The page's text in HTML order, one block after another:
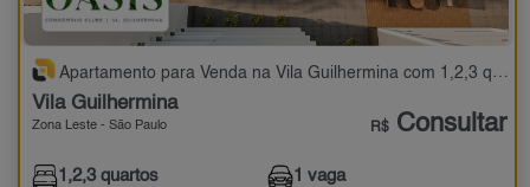
Apartamento para Venda na Vila Guilhermina com 1,2,3 quartos - 32 a 94 m²
Vila Guilhermina
Zona Leste - São Paulo R$ Consultar
1,2,3 quartos 1 vaga